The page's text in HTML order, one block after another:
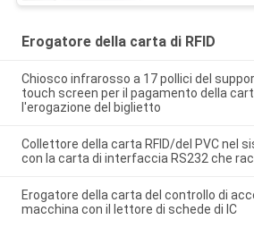
Erogatore della carta di RFID
Chiosco infrarosso a 17 pollici del
touch screen per il pagamento della
l'erogazione del biglietto
Collettore della carta RFID/del PVC nel
con la carta di interfaccia RS232 che
Erogatore della carta del controllo di
macchina con il lettore di schede di IC